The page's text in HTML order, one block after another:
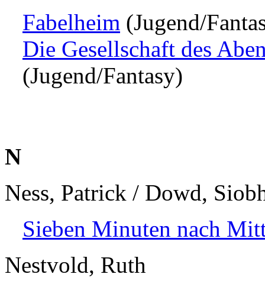
Fabelheim (Jugend/
Die Gesellschaft des
(Jugend/Fantasy)
N
Ness, Patrick / Dowd,
Sieben Minuten nach
Nestvold, Ruth